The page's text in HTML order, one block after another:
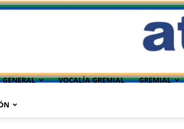
GENERAL VOCALÍA GREMIAL GREMIAL